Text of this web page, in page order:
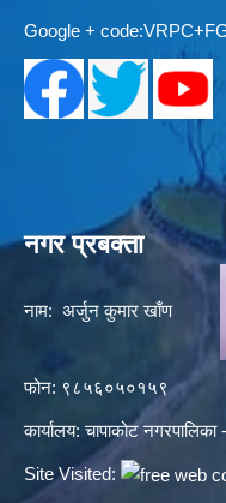
Google + code:VRPC+FG
नगर प्रबक्ता
नाम: अर्जुन कुमार खाँण
फोन: ९८५६०५०१५९
कार्यालय: चापाकोट
Site Visited: